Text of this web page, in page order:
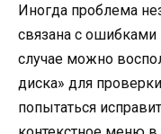
Иногда проблема
связана с
случае можно
диска» для
попытаться